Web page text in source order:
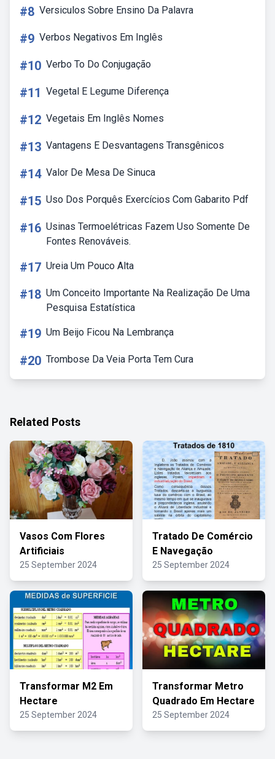
#8 Versiculos Sobre Ensino Da Palavra
#9 Verbos Negativos Em Inglês
#10 Verbo To Do Conjugação
#11 Vegetal E Legume Diferença
#12 Vegetais Em Inglês Nomes
#13 Vantagens E Desvantagens Transgênicos
#14 Valor De Mesa De Sinuca
#15 Uso Dos Porquês Exercícios Com Gabarito Pdf
#16 Usinas Termoelétricas Fazem Uso Somente De
Fontes Renováveis.
#17 Ureia Um Pouco Alta
#18 Um Conceito Importante Na Realização De Uma
Pesquisa Estatística
#19 Um Beijo Ficou Na Lembrança
#20 Trombose Da Veia Porta Tem Cura
Related Posts
Vasos Com Flores
Artificiais
25 September 2024
Tratado De Comércio
E Navegação
25 September 2024
Transformar M2 Em
Hectare
25 September 2024
Transformar Metro
Quadrado Em Hectare
25 September 2024